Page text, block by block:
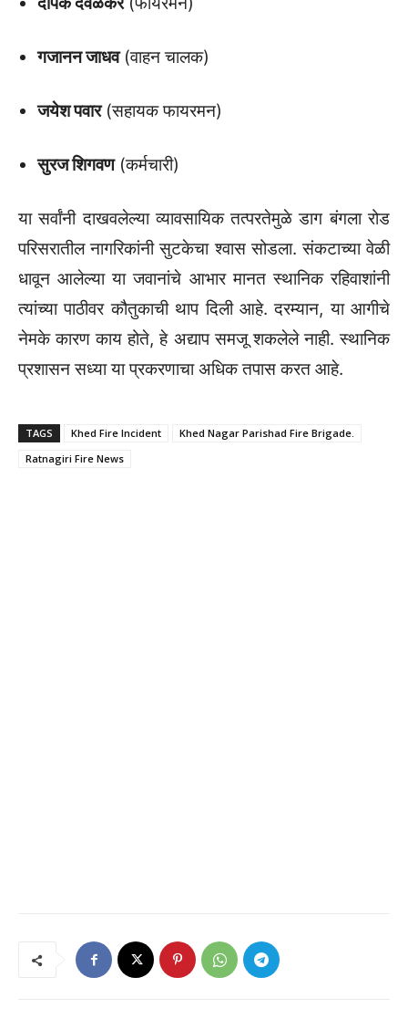
गजानन जाधव(वाहन चालक)
जयेश पवार(सहायक फायरमन)
सुरज शिगवण(कर्मचारी)
या सर्वांनी दाखवलेल्या व्यावसायिक तत्परतेमुळे डाग बंगला रोड
परिसरातील नागरिकांनी सुटकेचा श्वास सोडला. संकटाच्या वेळी
धावून आलेल्या या जवानांचे आभार मानत स्थानिक रहिवाशांनी
त्यांच्या पाठीवर कौतुकाची थाप दिली आहे. दरम्यान, या आगीचे
नेमके कारण काय होते, हे अद्याप समजू शकलेले नाही. स्थानिक
प्रशासन सध्या या प्रकरणाचा अधिक तपास करत आहे.
TAGS Khed Fire Incident
Khed Nagar Parishad Fire Brigade.
Ratnagiri Fire News